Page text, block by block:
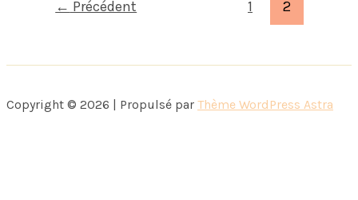
← Précédent 1 2
Copyright © 2026 | Propulsé par Thème WordPress Astra